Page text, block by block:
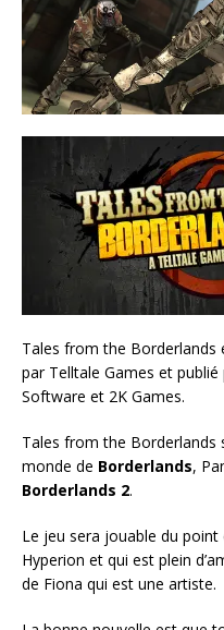
Tales from the Borderlands
par Telltale Games et
Software et 2K Games.
Tales from the Borderlands
monde de Borderlands,
Borderlands 2.
Le jeu sera jouable du
Hyperion et qui est plein
de Fiona qui est une artiste.